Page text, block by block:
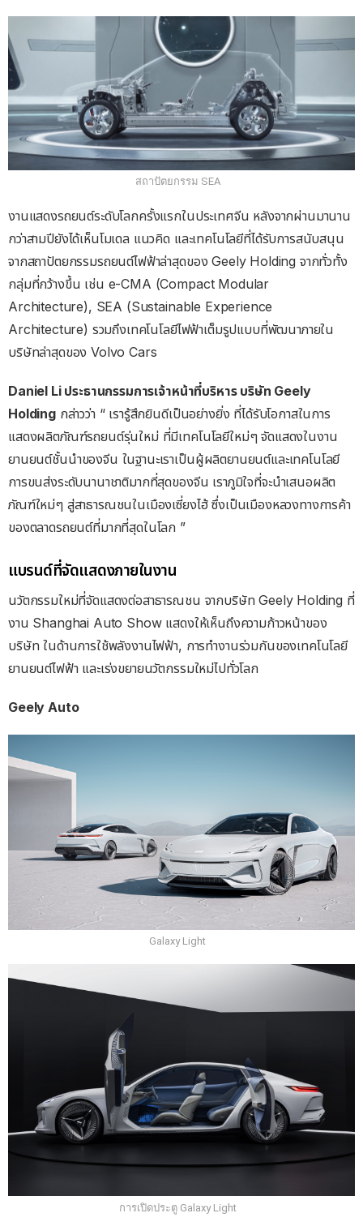
สถาปัตยกรรม SEA
งานแสดงรถยนต์ระดับโลกครั้งแรกในประเทศจีน หลังจากผ่านมานาน
กว่าสามปียังได้เห็นโมเดล แนวคิด และเทคโนโลยีที่ได้รับการสนับสนุน
จากสถาปัตยกรรมรถยนต์ไฟฟ้าล่าสุดของ Geely Holding จากทั่วทั้ง
กลุ่มที่กว้างขึ้น เช่น e-CMA (Compact Modular
Architecture), SEA (Sustainable Experience
Architecture) รวมถึงเทคโนโลยีไฟฟ้าเต็มรูปแบบที่พัฒนาภายใน
บริษัทล่าสุดของ Volvo Cars
Daniel Li ประธานกรรมการเจ้าหน้าที่บริหาร บริษัท Geely
Holdingกล่าวว่า “ เรารู้สึกยินดีเป็นอย่างยิ่ง ที่ได้รับโอกาสในการ
แสดงผลิตภัณฑ์รถยนต์รุ่นใหม่ ที่มีเทคโนโลยีใหม่ๆ จัดแสดงในงาน
ยานยนต์ชั้นนำของจีน ในฐานะเราเป็นผู้ผลิตยานยนต์และเทคโนโลยี
การขนส่งระดับนานาชาติมากที่สุดของจีน เราภูมิใจที่จะนำเสนอผลิต
ภัณฑ์ใหม่ๆ สู่สาธารณชนในเมืองเซี่ยงไฮ้ ซึ่งเป็นเมืองหลวงทางการค้า
ของตลาดรถยนต์ที่มากที่สุดในโลก ”
แบรนด์ที่จัดแสดงภายในงาน
นวัตกรรมใหม่ที่จัดแสดงต่อสาธารณชน จากบริษัท Geely Holding ที่
งาน Shanghai Auto Show แสดงให้เห็นถึงความก้าวหน้าของ
บริษัท ในด้านการใช้พลังงานไฟฟ้า, การทำงานร่วมกันของเทคโนโลยี
ยานยนต์ไฟฟ้า และเร่งขยายนวัตกรรมใหม่ไปทั่วโลก
Geely Auto
Galaxy Light
การเปิดประตู Galaxy Light